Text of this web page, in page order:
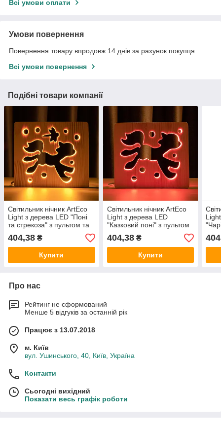
Всі умови оплати
Умови повернення
Повернення товару впродовж 14 днів за рахунок покупця
Всі умови повернення
Подібні товари компанії
Світильник нічник ArtEco
Light з дерева LED "Поні
та стрекоза" з пультом та
регулюванням світла,
колір теплий білий
404,38 ₴
Купити
Світильник нічник ArtEco
Light з дерева LED
"Казковий поні" з пультом
та регулюванням кольору,
RGB
404,38₴
Купити
Про нас
Рейтинг не сформований
Менше 5 відгуків за останній рік
Працює з 13.07.2018
м. Київ
вул. Ушинського, 40, Київ, Україна
Контакти
Сьогодні вихідний
Показати весь графік роботи